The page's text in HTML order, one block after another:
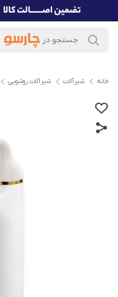
خانه شیرآلات شیرآلات روشویی